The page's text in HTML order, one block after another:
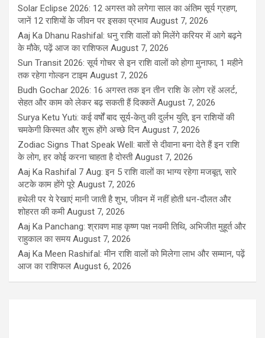
Solar Eclipse 2026: 12 अगस्त को लगेगा साल का अंतिम सूर्य ग्रहण,
जानें 12 राशियों के जीवन पर इसका प्रभाव August 7, 2026
Aaj Ka Dhanu Rashifal: धनु राशि वालों को मिलेंगे करियर में आगे बढ़ने
के मौके, पढ़ें आज का राशिफल August 7, 2026
Sun Transit 2026: सूर्य गोचर से इन राशि वालों को होगा मुनाफा, 1 महीने
तक रहेगा गोल्डन टाइम August 7, 2026
Budh Gochar 2026: 16 अगस्त तक इन तीन राशि के लोग रहें अलर्ट,
सेहत और काम को लेकर बढ़ सकती हैं दिक्कतें August 7, 2026
Surya Ketu Yuti: कई वर्षों बाद सूर्य-केतु की दुर्लभ युति, इन राशियों की
चमकेगी किस्मत और शुरू होंगे अच्छे दिन August 7, 2026
Zodiac Signs That Speak Well: बातों से दीवाना बना देते हैं इन राशि
के लोग, हर कोई करना चाहता है दोस्ती August 7, 2026
Aaj Ka Rashifal 7 Aug: इन 5 राशि वालों का भाग्य रहेगा मजबूत, सारे
अटके काम होंगे पूरे August 7, 2026
हथेली पर ये रेखाएं मानी जाती है शुभ, जीवन में नहीं होती धन-दौलत और
शोहरत की कमी August 7, 2026
Aaj Ka Panchang: श्रावण माह कृष्ण पक्ष नवमी तिथि, अभिजीत मुहूर्त और
राहुकाल का समय August 7, 2026
Aaj Ka Meen Rashifal: मीन राशि वालों को मिलेगा लाभ और सम्मान, पढ़ें
आज का राशिफल August 6, 2026